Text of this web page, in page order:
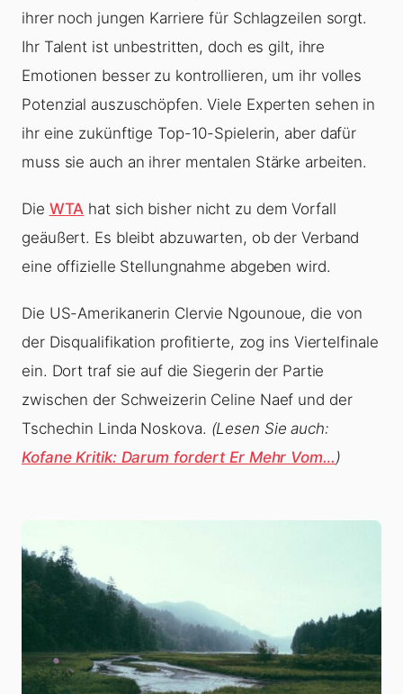
ihrer noch jungen Karriere für Schlagzeilen sorgt.
Ihr Talent ist unbestritten, doch es gilt, ihre
Emotionen besser zu kontrollieren, um ihr volles
Potenzial auszuschöpfen. Viele Experten sehen in
ihr eine zukünftige Top-10-Spielerin, aber dafür
muss sie auch an ihrer mentalen Stärke arbeiten.
Die WTA hat sich bisher nicht zu dem Vorfall
geäußert. Es bleibt abzuwarten, ob der Verband
eine offizielle Stellungnahme abgeben wird.
Die US-Amerikanerin Clervie Ngounoue, die von
der Disqualifikation profitierte, zog ins Viertelfinale
ein. Dort traf sie auf die Siegerin der Partie
zwischen der Schweizerin Celine Naef und der
Tschechin Linda Noskova. (Lesen Sie auch:
Kofane Kritik: Darum fordert Er Mehr Vom…)